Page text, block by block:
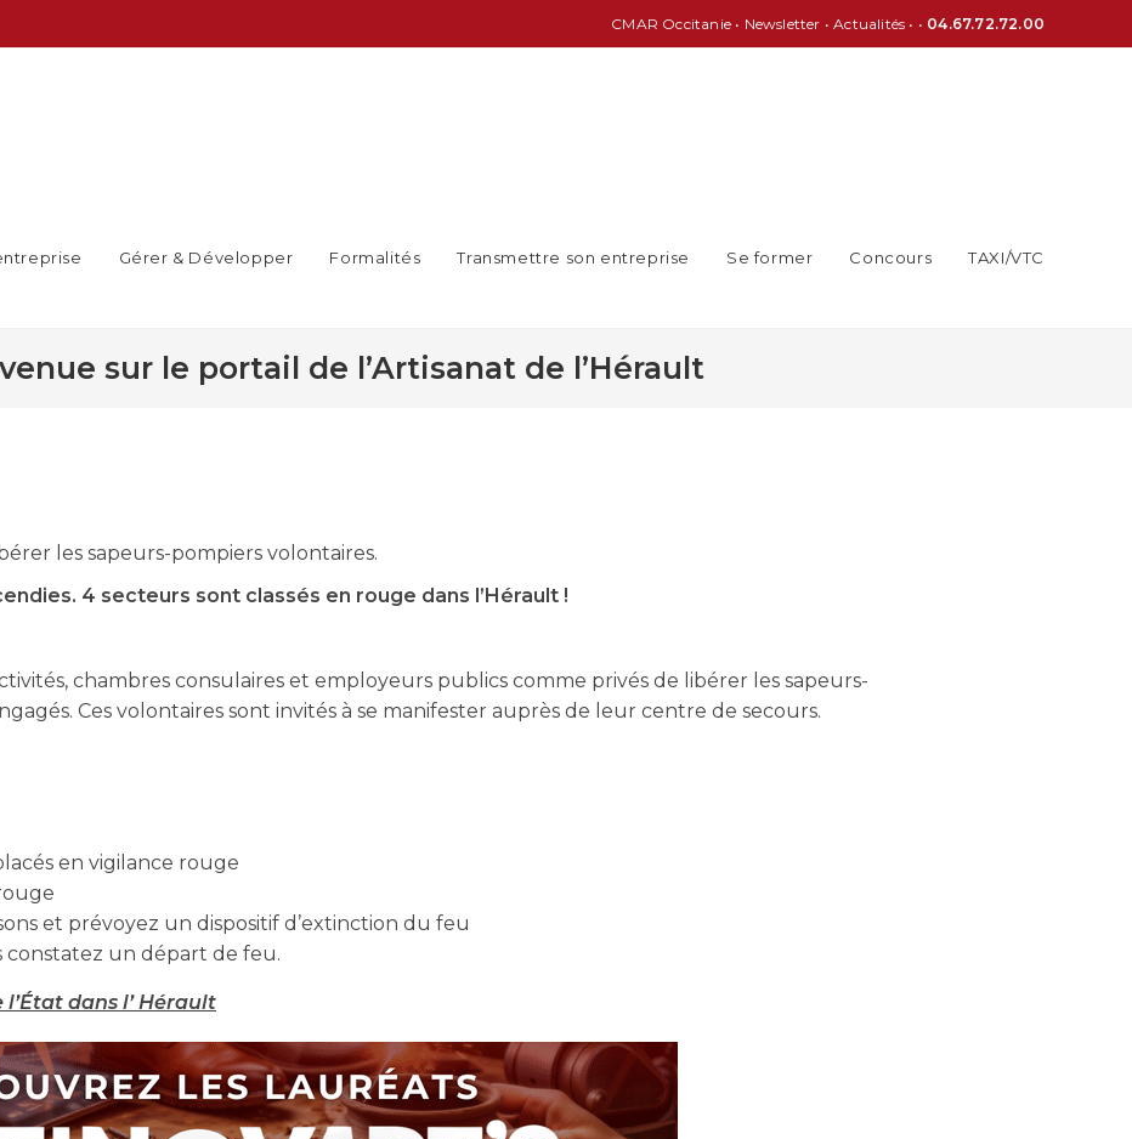
CMAR Occitanie• Newsletter •Actualités • • 04.67.72.72.00
Gérer & Développer Formalités Transmettre son entreprise Se former Concours TAXI/VTC
sur le portail de l’Artisanat de l’Hérault
les sapeurs-pompiers volontaires.
4 secteurs sont classés en rouge dans l’Hérault !
chambres consulaires et employeurs publics comme privés de libérer les sapeurs-
Ces volontaires sont invités à se manifester auprès de leur centre de secours.
en vigilance rouge
et prévoyez un dispositif d’extinction du feu
constatez un départ de feu.
l’État dans l’ Hérault